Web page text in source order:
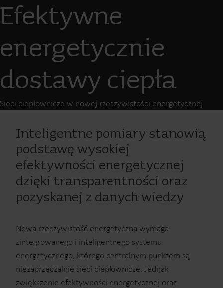
Efektywne
energetycznie
dostawy ciepła
Sieci ciepłownicze w nowej rzeczywistości energetycznej
Inteligentne pomiary stanowią
podstawę wysokiej
efektywności energetycznej
dzięki transparentności oraz
pozyskanej z danych wiedzy
Nowa rzeczywistość energetyczna wymaga
zintegrowanego i inteligentnego systemu
energetycznego, którego centralnym punktem są
niezaprzeczalnie sieci ciepłownicze. Jednak
zwiększenie efektywności energetycznej oraz